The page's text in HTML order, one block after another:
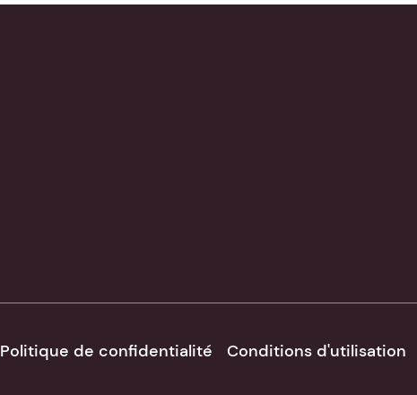
Politique de confidentialité Conditions d'utilisation